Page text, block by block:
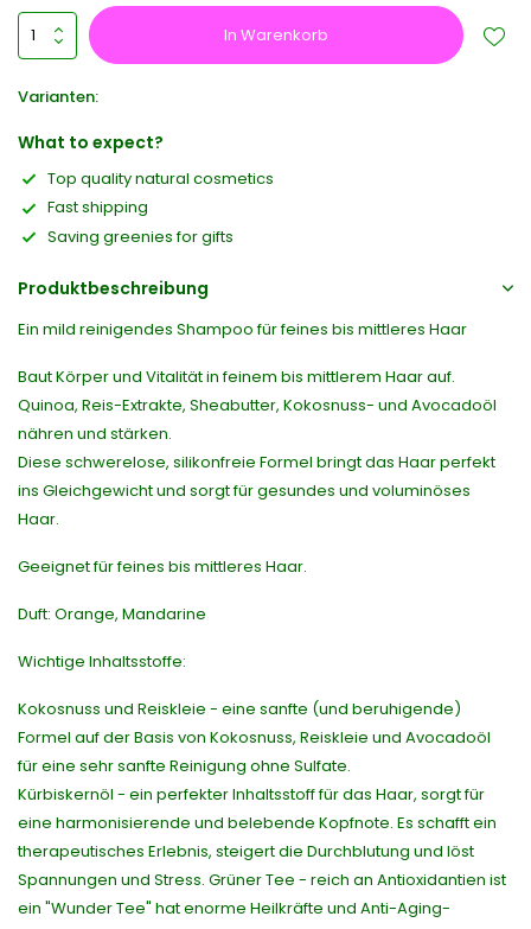
In Warenkorb
Varianten:
What to expect?
Top quality natural cosmetics
Fast shipping
Saving greenies for gifts
Produktbeschreibung
Ein mild reinigendes Shampoo für feines bis mittleres Haar
Baut Körper und Vitalität in feinem bis mittlerem Haar auf.
Quinoa, Reis-Extrakte, Sheabutter, Kokosnuss- und Avocadoöl
nähren und stärken.
Diese schwerelose, silikonfreie Formel bringt das Haar perfekt
ins Gleichgewicht und sorgt für gesundes und voluminöses
Haar.
Geeignet für feines bis mittleres Haar.
Duft: Orange, Mandarine
Wichtige Inhaltsstoffe:
Kokosnuss und Reiskleie - eine sanfte (und beruhigende)
Formel auf der Basis von Kokosnuss, Reiskleie und Avocadoöl
für eine sehr sanfte Reinigung ohne Sulfate.
Kürbiskernöl - ein perfekter Inhaltsstoff für das Haar, sorgt für
eine harmonisierende und belebende Kopfnote. Es schafft ein
therapeutisches Erlebnis, steigert die Durchblutung und löst
Spannungen und Stress. Grüner Tee - reich an Antioxidantien ist
ein "Wunder Tee" hat enorme Heilkräfte und Anti-Aging-